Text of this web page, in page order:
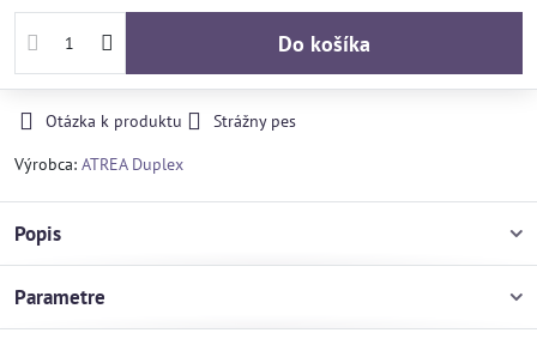
Do košíka
Otázka k produktu
Strážny pes
Výrobca: ATREA Duplex
Popis
Parametre